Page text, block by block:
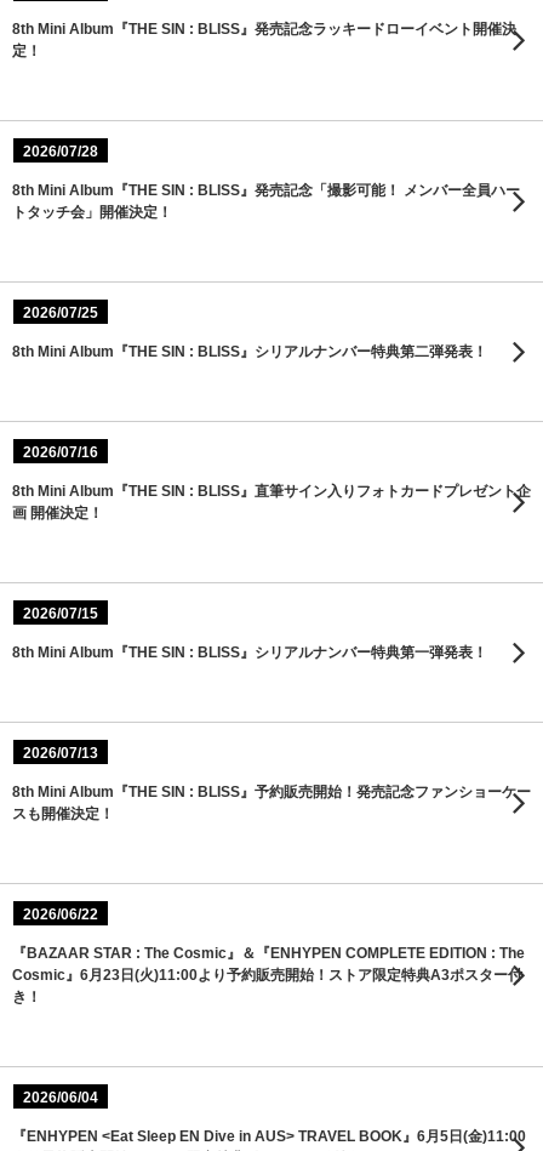
8th Mini Album『THE SIN : BLISS』発売記念ラッキードローイベント開催決
定！
2026/07/28
8th Mini Album『THE SIN : BLISS』発売記念「撮影可能！ メンバー全員ハー
トタッチ会」開催決定！
2026/07/25
8th Mini Album『THE SIN : BLISS』シリアルナンバー特典第二弾発表！
2026/07/16
8th Mini Album『THE SIN : BLISS』直筆サイン入りフォトカードプレゼント企
画 開催決定！
2026/07/15
8th Mini Album『THE SIN : BLISS』シリアルナンバー特典第一弾発表！
2026/07/13
8th Mini Album『THE SIN : BLISS』予約販売開始！発売記念ファンショーケー
スも開催決定！
2026/06/22
『BAZAAR STAR : The Cosmic』＆『ENHYPEN COMPLETE EDITION : The
Cosmic』6月23日(火)11:00より予約販売開始！ストア限定特典A3ポスター付
き！
2026/06/04
『ENHYPEN <Eat Sleep EN Dive in AUS> TRAVEL BOOK』6月5日(金)11:00